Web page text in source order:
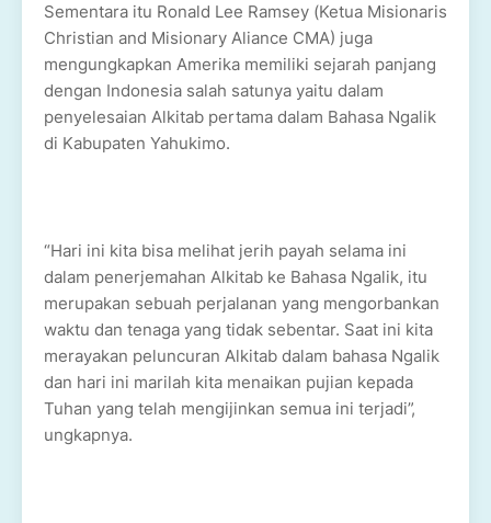
Sementara itu Ronald Lee Ramsey (Ketua Misionaris
Christian and Misionary Aliance CMA) juga
mengungkapkan Amerika memiliki sejarah panjang
dengan Indonesia salah satunya yaitu dalam
penyelesaian Alkitab pertama dalam Bahasa Ngalik
di Kabupaten Yahukimo.
“Hari ini kita bisa melihat jerih payah selama ini
dalam penerjemahan Alkitab ke Bahasa Ngalik, itu
merupakan sebuah perjalanan yang mengorbankan
waktu dan tenaga yang tidak sebentar. Saat ini kita
merayakan peluncuran Alkitab dalam bahasa Ngalik
dan hari ini marilah kita menaikan pujian kepada
Tuhan yang telah mengijinkan semua ini terjadi”,
ungkapnya.